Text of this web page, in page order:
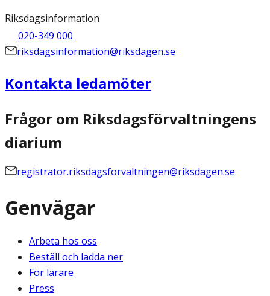
Riksdagsinformation
020-349 000
riksdagsinformation@riksdagen.se
Kontakta ledamöter
Frågor om Riksdagsförvaltningens
diarium
registrator.riksdagsforvaltningen@riksdagen.se
Genvägar
Arbeta hos oss
Beställ och ladda ner
För lärare
Press